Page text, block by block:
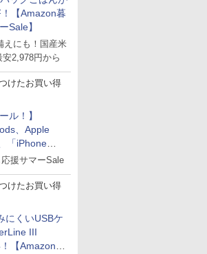
【Amazon暮
Sale】
えにも！国産米
2,978円から
けたお買い得
ル！】
、Apple
「iPhone
139,800円な
援サマーSale
けたお買い得
にくいUSBケ
III
【Amazon暮